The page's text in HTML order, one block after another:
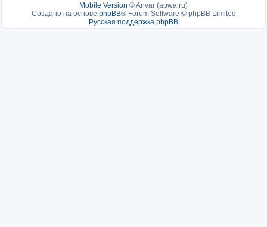
Mobile Version ©Anvar (apwa.ru)
Создано на основе phpBB® Forum Software © phpBB Limited
Русская поддержка phpBB